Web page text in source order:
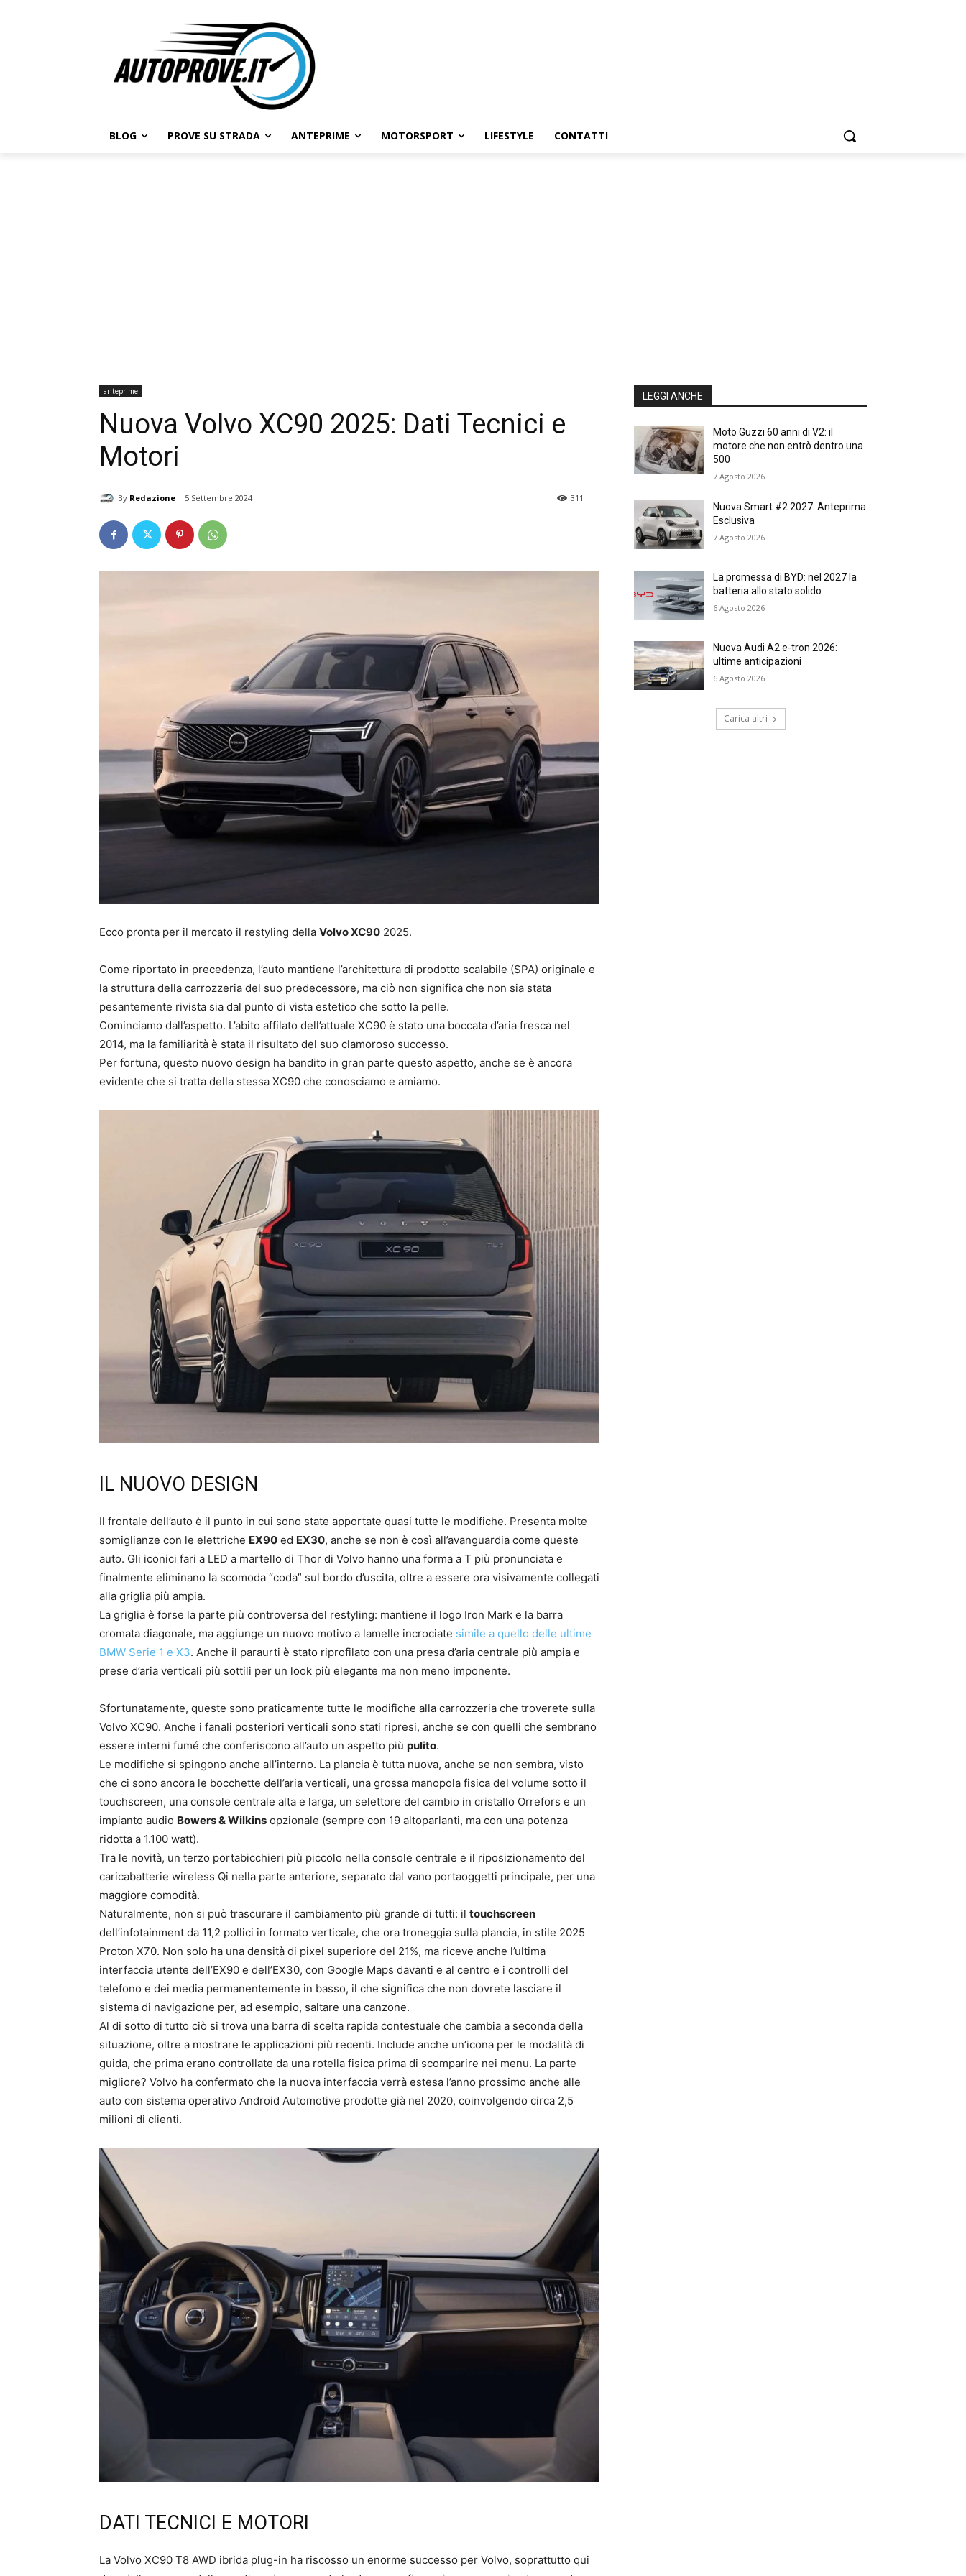
BLOG PROVE SU STRADA ANTEPRIME MOTORSPORT LIFESTYLE CONTATTI
anteprime
Nuova Volvo XC90 2025: Dati Tecnici e
Motori
By Redazione 5 Settembre 2024 311
Ecco pronta per il mercato il restyling della Volvo XC90 2025.
Come riportato in precedenza, l’auto mantiene l’architettura di prodotto scalabile (SPA) originale e
la struttura della carrozzeria del suo predecessore, ma ciò non significa che non sia stata
pesantemente rivista sia dal punto di vista estetico che sotto la pelle.
Cominciamo dall’aspetto. L’abito affilato dell’attuale XC90 è stato una boccata d’aria fresca nel
2014, ma la familiarità è stata il risultato del suo clamoroso successo.
Per fortuna, questo nuovo design ha bandito in gran parte questo aspetto, anche se è ancora
evidente che si tratta della stessa XC90 che conosciamo e amiamo.
IL NUOVO DESIGN
Il frontale dell’auto è il punto in cui sono state apportate quasi tutte le modifiche. Presenta molte
somiglianze con le elettriche EX90 ed EX30, anche se non è così all’avanguardia come queste
auto. Gli iconici fari a LED a martello di Thor di Volvo hanno una forma a T più pronunciata e
finalmente eliminano la scomoda “coda” sul bordo d’uscita, oltre a essere ora visivamente collegati
alla griglia più ampia.
La griglia è forse la parte più controversa del restyling: mantiene il logo Iron Mark e la barra
cromata diagonale, ma aggiunge un nuovo motivo a lamelle incrociate simile a quello delle ultime
BMW Serie 1 e X3. Anche il paraurti è stato riprofilato con una presa d’aria centrale più ampia e
prese d’aria verticali più sottili per un look più elegante ma non meno imponente.
Sfortunatamente, queste sono praticamente tutte le modifiche alla carrozzeria che troverete sulla
Volvo XC90. Anche i fanali posteriori verticali sono stati ripresi, anche se con quelli che sembrano
essere interni fumé che conferiscono all’auto un aspetto più pulito.
Le modifiche si spingono anche all’interno. La plancia è tutta nuova, anche se non sembra, visto
che ci sono ancora le bocchette dell’aria verticali, una grossa manopola fisica del volume sotto il
touchscreen, una console centrale alta e larga, un selettore del cambio in cristallo Orrefors e un
impianto audio Bowers & Wilkins opzionale (sempre con 19 altoparlanti, ma con una potenza
ridotta a 1.100 watt).
Tra le novità, un terzo portabicchieri più piccolo nella console centrale e il riposizionamento del
caricabatterie wireless Qi nella parte anteriore, separato dal vano portaoggetti principale, per una
maggiore comodità.
Naturalmente, non si può trascurare il cambiamento più grande di tutti: il touchscreen
dell’infotainment da 11,2 pollici in formato verticale, che ora troneggia sulla plancia, in stile 2025
Proton X70. Non solo ha una densità di pixel superiore del 21%, ma riceve anche l’ultima
interfaccia utente dell’EX90 e dell’EX30, con Google Maps davanti e al centro e i controlli del
telefono e dei media permanentemente in basso, il che significa che non dovrete lasciare il
sistema di navigazione per, ad esempio, saltare una canzone.
Al di sotto di tutto ciò si trova una barra di scelta rapida contestuale che cambia a seconda della
situazione, oltre a mostrare le applicazioni più recenti. Include anche un’icona per le modalità di
guida, che prima erano controllate da una rotella fisica prima di scomparire nei menu. La parte
migliore? Volvo ha confermato che la nuova interfaccia verrà estesa l’anno prossimo anche alle
auto con sistema operativo Android Automotive prodotte già nel 2020, coinvolgendo circa 2,5
milioni di clienti.
DATI TECNICI E MOTORI
La Volvo XC90 T8 AWD ibrida plug-in ha riscosso un enorme successo per Volvo, soprattutto qui
LEGGI ANCHE
Moto Guzzi 60 anni di V2: il
motore che non entrò dentro una
500
7 Agosto 2026
Nuova Smart #2 2027: Anteprima
Esclusiva
7 Agosto 2026
La promessa di BYD: nel 2027 la
batteria allo stato solido
6 Agosto 2026
Nuova Audi A2 e-tron 2026:
ultime anticipazioni
6 Agosto 2026
Carica altri